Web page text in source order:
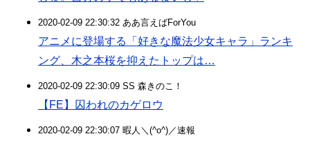
2020-02-09 22:30:32 ああ言えばForYou
アニメに登場する「好きな魔法少女キャラ」ランキ
ング、木之本桜を抑えたトップは…
2020-02-09 22:30:09 SS 森きのこ！
【FE】囚われのカゲロウ
2020-02-09 22:30:07 暇人＼(^o^)／速報